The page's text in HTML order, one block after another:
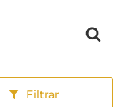
Filtrar